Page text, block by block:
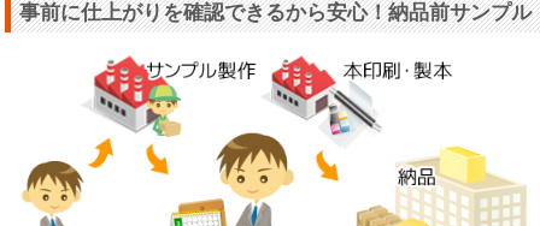
事前に仕上がりを確認できるから安心！納品前サンプル